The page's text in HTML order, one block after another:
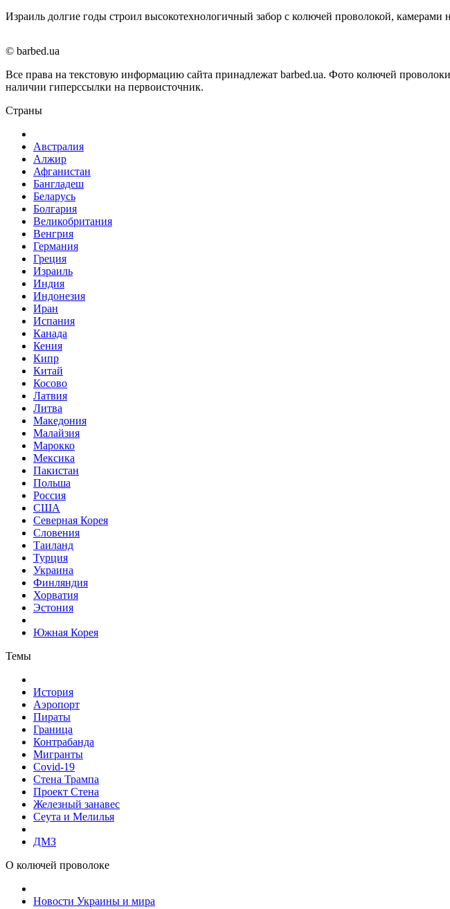
Израиль долгие годы строил высокотехнологичный забор с колючей проволокой,
© barbed.ua
Все права на текстовую информацию сайта принадлежат barbed.ua. Фото колючей
наличии гиперссылки на первоисточник.
Страны
Австралия
Алжир
Афганистан
Бангладеш
Беларусь
Болгария
Великобритания
Венгрия
Германия
Греция
Израиль
Индия
Индонезия
Иран
Испания
Канада
Кения
Кипр
Китай
Косово
Латвия
Литва
Македония
Малайзия
Марокко
Мексика
Пакистан
Польша
Россия
США
Северная Корея
Словения
Таиланд
Турция
Украина
Финляндия
Хорватия
Эстония
Южная Корея
Темы
История
Аэропорт
Пираты
Граница
Контрабанда
Мигранты
Covid-19
Стена Трампа
Проект Стена
Железный занавес
Сеута и Мелилья
ДМЗ
О колючей проволоке
Новости Украины и мира